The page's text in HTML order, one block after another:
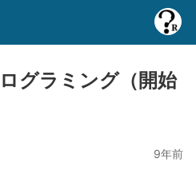
グラミング（開始
9年前